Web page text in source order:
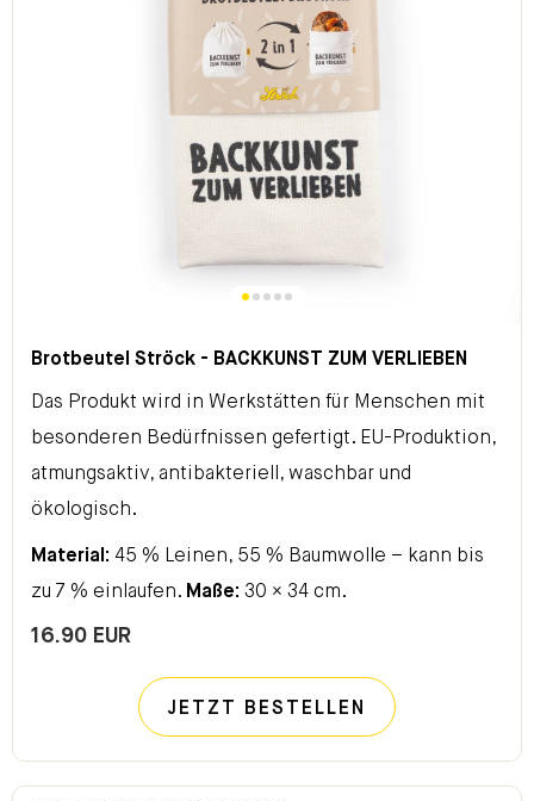
Brotbeutel Ströck - BACKKUNST ZUM VERLIEBEN
Das Produkt wird in Werkstätten für Menschen mit
besonderen Bedürfnissen gefertigt. EU-Produktion,
atmungsaktiv, antibakteriell, waschbar und
ökologisch.
Material: 45 % Leinen, 55 % Baumwolle – kann bis
zu 7 % einlaufen. Maße: 30 × 34 cm.
16.90 EUR
JETZT BESTELLEN